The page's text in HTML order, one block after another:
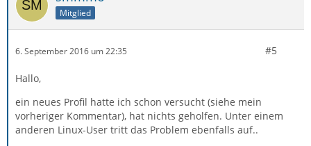
Mitglied
6. September 2016 um 22:35 #5
Hallo,
ein neues Profil hatte ich schon versucht (siehe mein
vorheriger Kommentar), hat nichts geholfen. Unter einem
anderen Linux-User tritt das Problem ebenfalls auf..